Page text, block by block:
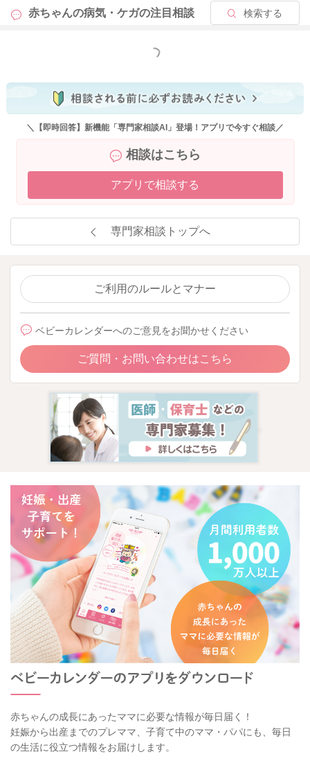
赤ちゃんの病気・ケガの注目相談 検索する
もっと見る
＼【即時回答】新機能「専門家相談AI」登場！アプリで今すぐ相談／
相談はこちら
アプリで相談する
専門家相談トップへ
ご利用のルールとマナー
ベビーカレンダーへのご意見をお聞かせください
ご質問・お問い合わせはこちら
赤ちゃんの成長にあったママに必要な情報が毎日届く！
妊娠から出産までのプレママ、子育て中のママ・パパにも、毎日
の生活に役立つ情報をお届けします。